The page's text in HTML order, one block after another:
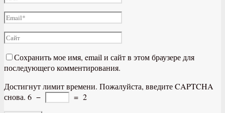
Сохранить мое имя, email и сайт в этом браузере для
последующего комментирования.
Достигнут лимит времени. Пожалуйста, введите CAPTCHA
снова. 6 − = 2